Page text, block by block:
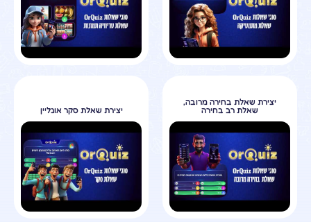
יצירת שאלת בחירה מרובה,
שאלת רב בחירה
יצירת שאלת סקר אונליין